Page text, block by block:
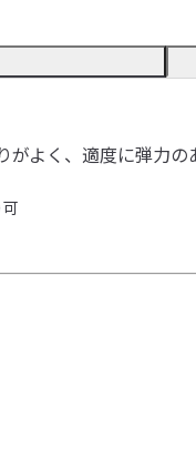
よく、適度に弾力の